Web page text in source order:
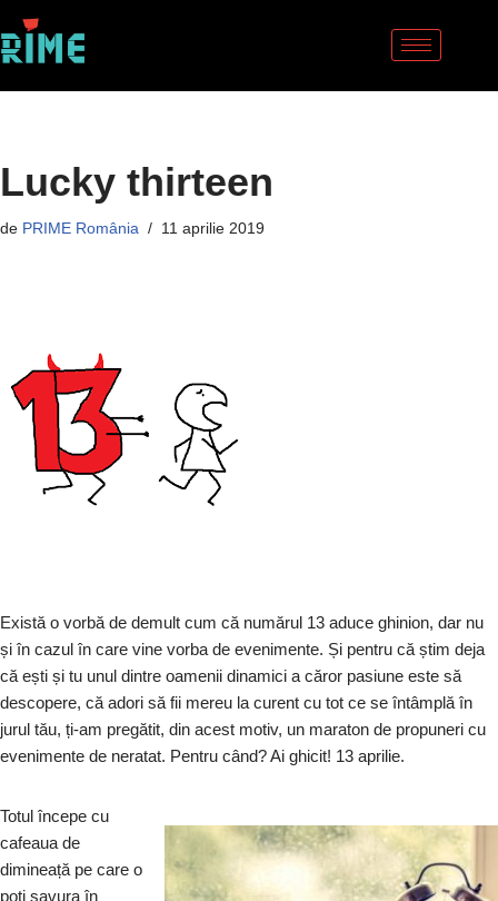
Sari
Lucky thirteen
de PRIME România 11 aprilie 2019
Există o vorbă de demult cum că numărul 13 aduce ghinion, dar nu
și în cazul în care vine vorba de evenimente. Și pentru că știm deja
că ești și tu unul dintre oamenii dinamici a căror pasiune este să
descopere, că adori să fii mereu la curent cu tot ce se întâmplă în
jurul tău, ți-am pregătit, din acest motiv, un maraton de propuneri cu
evenimente de neratat. Pentru când? Ai ghicit! 13 aprilie.
Totul începe cu
cafeaua de
dimineață pe care o
poți savura în